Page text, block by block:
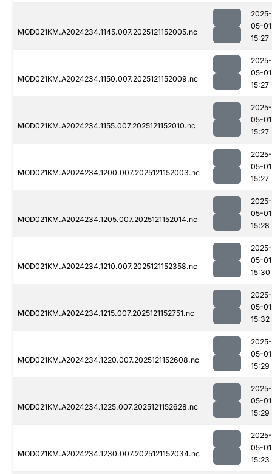
MOD021KM.A2024234.1145.007.2025121152005.nc
2025-
05-01
15:27
MOD021KM.A2024234.1150.007.2025121152009.nc
2025-
05-01
15:27
MOD021KM.A2024234.1155.007.2025121152010.nc
2025-
05-01
15:27
MOD021KM.A2024234.1200.007.2025121152003.nc
2025-
05-01
15:27
MOD021KM.A2024234.1205.007.2025121152014.nc
2025-
05-01
15:28
MOD021KM.A2024234.1210.007.2025121152358.nc
2025-
05-01
15:30
MOD021KM.A2024234.1215.007.2025121152751.nc
2025-
05-01
15:32
MOD021KM.A2024234.1220.007.2025121152608.nc
2025-
05-01
15:29
MOD021KM.A2024234.1225.007.2025121152628.nc
2025-
05-01
15:29
MOD021KM.A2024234.1230.007.2025121152034.nc
2025-
05-01
15:23